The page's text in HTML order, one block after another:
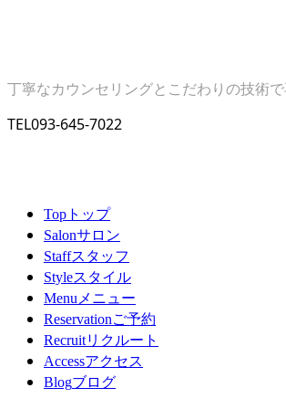
丁寧なカウンセリングとこだわりの技術
TEL093-645-7022
Top トップ
Salonサロン
Staffスタッフ
Styleスタイル
Menuメニュー
Reservationご予約
Recruitリクルート
Accessアクセス
Blogブログ